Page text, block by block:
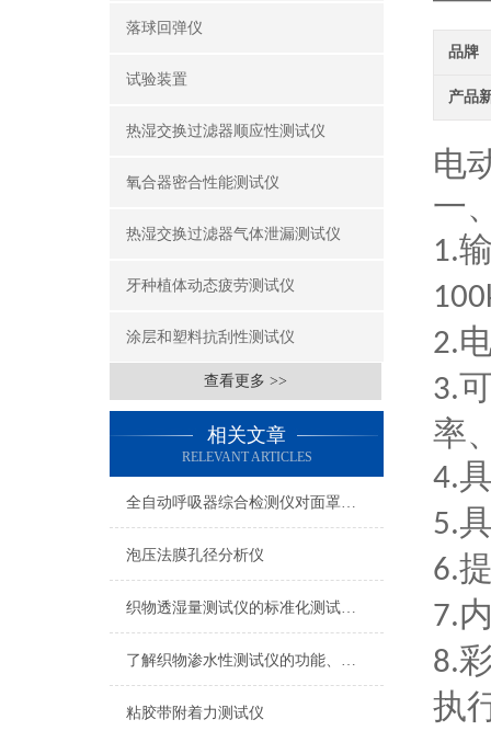
落球回弹仪
试验装置
热湿交换过滤器顺应性测试仪
氧合器密合性能测试仪
热湿交换过滤器气体泄漏测试仪
牙种植体动态疲劳测试仪
涂层和塑料抗刮性测试仪
查看更多 >>
相关文章
RELEVANT ARTICLES
全自动呼吸器综合检测仪对面罩泄漏率的定量检测方法
泡压法膜孔径分析仪
织物透湿量测试仪的标准化测试方法与流程介绍
了解织物渗水性测试仪的功能、优势与行业应用
粘胶带附着力测试仪
品牌
产品
电
一
1.
2.
3.
率
4.
5.
6.
7.
8.
执